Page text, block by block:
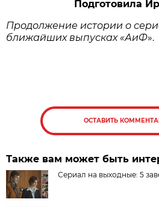
Подготовила
Продолжение истории о
ближайших выпусках«АиФ».
ОСТАВИТЬ
Также вам может быть
Сериал на выходные: 5